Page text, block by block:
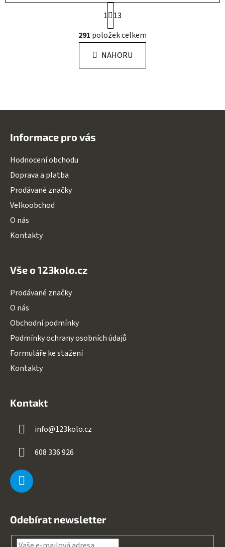
O
v
l
á
d
S
t
r
á
n
k
1
13
291 položek celkem
NAHORU
Informace pro vás
Hodnocení obchodu
Doprava a platba
Prodávané značky
Velkoobchod
O nás
Kontakty
Vše o 123kolo.cz
Prodávané značky
O nás
Obchodní podmínky
Podmínky ochrany osobních údajů
Formuláře ke stažení
Kontakty
Kontakt
info@123kolo.cz
608 336 926
Odebírat newsletter